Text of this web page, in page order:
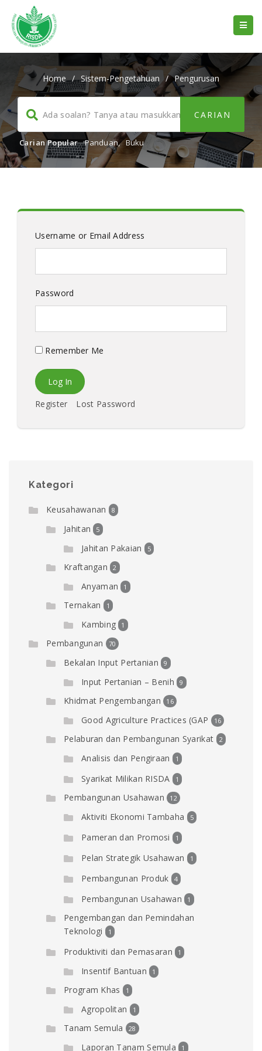
Home / Sistem-Pengetahuan / Pengurusan
Carian Popular Panduan, Buku
Username or Email Address
Password
Remember Me
Register Lost Password
Kategori
Keusahawanan 8
Jahitan 5
Jahitan Pakaian 5
Kraftangan 2
Anyaman 1
Ternakan 1
Kambing 1
Pembangunan 70
Bekalan Input Pertanian 9
Input Pertanian – Benih 9
Khidmat Pengembangan 16
Good Agriculture Practices (GAP 16
Pelaburan dan Pembangunan Syarikat 2
Analisis dan Pengiraan 1
Syarikat Milikan RISDA 1
Pembangunan Usahawan 12
Aktiviti Ekonomi Tambaha 5
Pameran dan Promosi 1
Pelan Strategik Usahawan 1
Pembangunan Produk 4
Pembangunan Usahawan 1
Pengembangan dan Pemindahan
Teknologi
1
Produktiviti dan Pemasaran 1
Insentif Bantuan 1
Program Khas 1
Agropolitan 1
Tanam Semula 28
Laporan Tanam Semula 1